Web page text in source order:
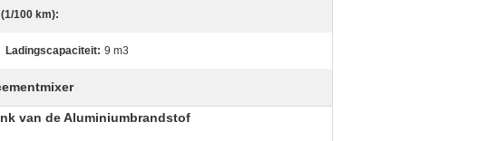
(1/100 km):
Ladingscapaciteit: 9 m3
van de Aluminiumbrandstof